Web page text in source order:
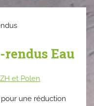
rendus Eau
et Polen
pour une réduction